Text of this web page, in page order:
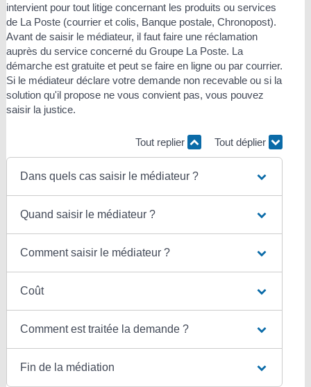
intervient pour tout litige concernant les produits ou services
de La Poste (courrier et colis, Banque postale, Chronopost).
Avant de saisir le médiateur, il faut faire une réclamation
auprès du service concerné du Groupe La Poste. La
démarche est gratuite et peut se faire en ligne ou par courrier.
Si le médiateur déclare votre demande non recevable ou si la
solution qu'il propose ne vous convient pas, vous pouvez
saisir la justice.
Tout replier Tout déplier
Dans quels cas saisir le médiateur ?
Quand saisir le médiateur ?
Comment saisir le médiateur ?
Coût
Comment est traitée la demande ?
Fin de la médiation